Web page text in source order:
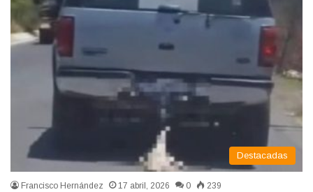
Destacadas
Francisco Hernández 17 abril, 2026 0 239